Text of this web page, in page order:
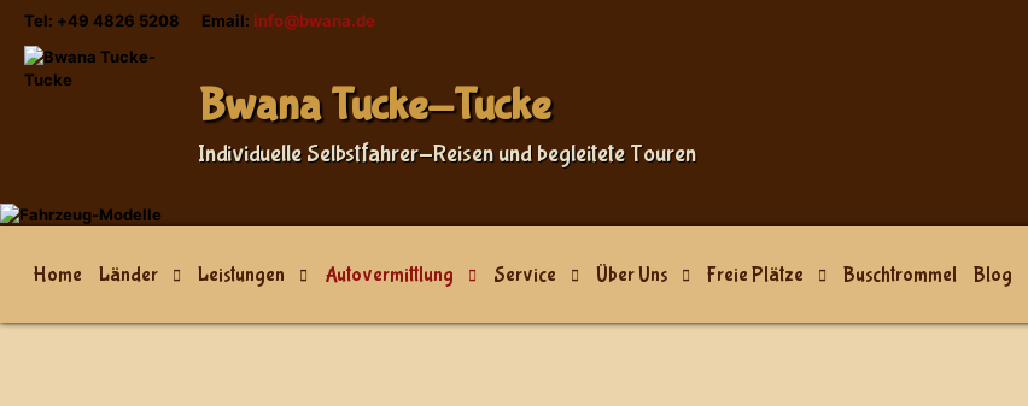
Tel: +49 4826 5208 Email: info@bwana.de
Bwana Tucke-Tucke
Individuelle Selbstfahrer-Reisen und begleitete Touren
Home Länder Leistungen Autovermittlung Service Über Uns Freie Plätze Buschtrommel Blog